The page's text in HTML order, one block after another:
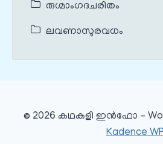
രുഗ്മാംഗദചരിതം
ലവണാസുരവധം
© 2026 കഥകളി ഇൻഫോ -
Kadence